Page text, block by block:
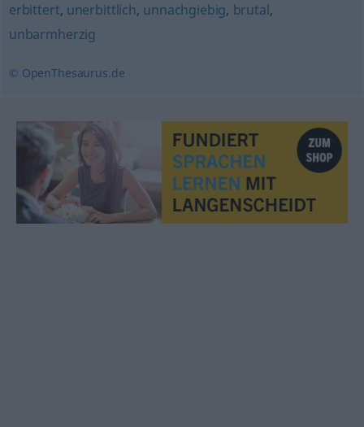
erbittert, unerbittlich, unnachgiebig, brutal,
unbarmherzig
© OpenThesaurus.de